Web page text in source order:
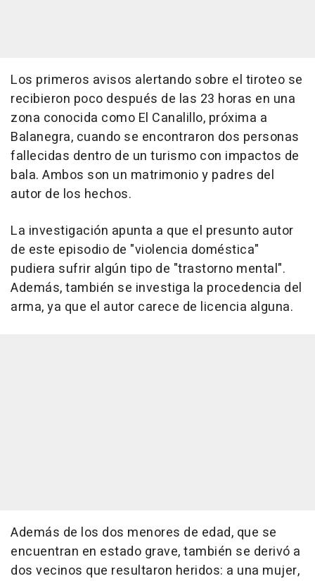
Los primeros avisos alertando sobre el tiroteo se
recibieron poco después de las 23 horas en una
zona conocida como El Canalillo, próxima a
Balanegra, cuando se encontraron dos personas
fallecidas dentro de un turismo con impactos de
bala. Ambos son un matrimonio y padres del
autor de los hechos.
La investigación apunta a que el presunto autor
de este episodio de "violencia doméstica"
pudiera sufrir algún tipo de "trastorno mental".
Además, también se investiga la procedencia del
arma, ya que el autor carece de licencia alguna.
Además de los dos menores de edad, que se
encuentran en estado grave, también se derivó a
dos vecinos que resultaron heridos: a una mujer,